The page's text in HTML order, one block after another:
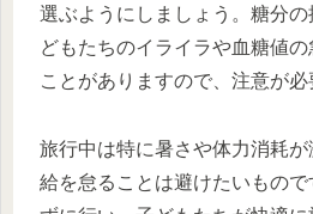
選ぶようにしましょう。糖分
どもたちのイライラや血糖値
ことがありますので、注意が必
旅行中は特に暑さや体力消耗
給を怠ることは避けたいもの